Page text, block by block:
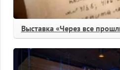
Выставка «Через все